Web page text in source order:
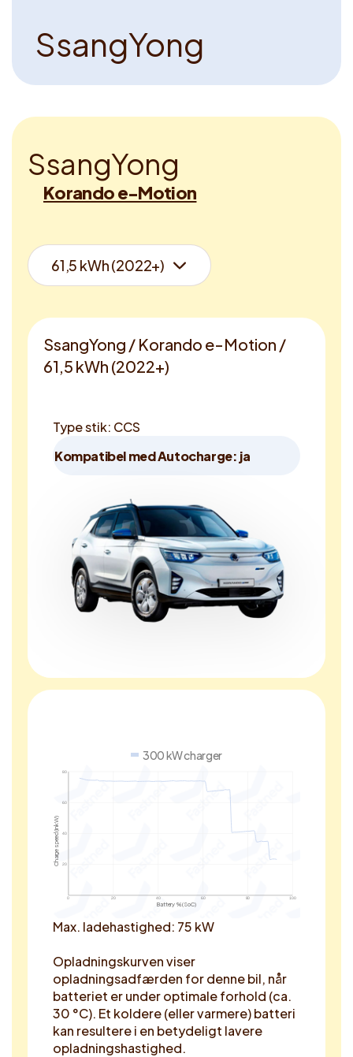
SsangYong
SsangYong
Korando e-Motion
SsangYong / Korando e-Motion /
61,5 kWh (2022+)
Type stik: CCS
Kompatibel med Autocharge: ja
300 kW charger
0 20 40 60 80 100
20
40
60
80
Battery % (SoC)
Charge speed (in kW)
Max. ladehastighed: 75 kW
Opladningskurven viser
opladningsadfærden for denne bil, når
batteriet er under optimale forhold (ca.
30 °C). Et koldere (eller varmere) batteri
kan resultere i en betydeligt lavere
opladningshastighed.